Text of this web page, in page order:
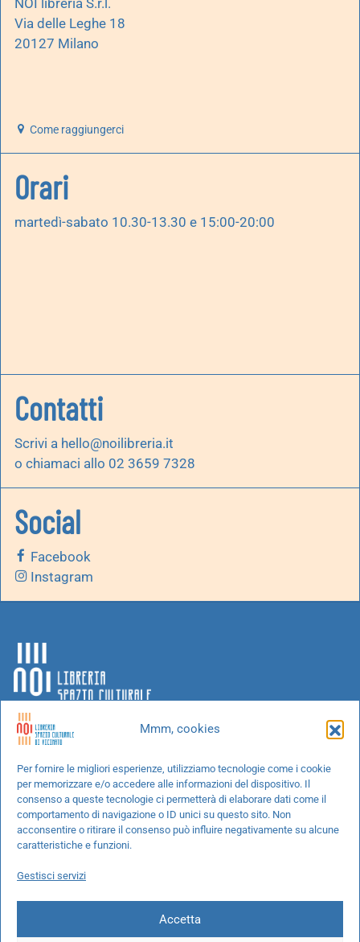
Mmm, cookies
Per fornire le migliori esperienze, utilizziamo tecnologie come i cookie
per memorizzare e/o accedere alle informazioni del dispositivo. Il
consenso a queste tecnologie ci permetterà di elaborare dati come il
comportamento di navigazione o ID unici su questo sito. Non
acconsentire o ritirare il consenso può influire negativamente su alcune
caratteristiche e funzioni.
Gestisci servizi
Accetta
NOI libreria S.r.l.
Via delle Leghe 18
20127 Milano
Come raggiungerci
Orari
martedì-sabato 10.30-13.30 e 15:00-20:00
Contatti
Scrivi a hello@noilibreria.it
o chiamaci allo 02 3659 7328
Social
Facebook
Instagram
Chi siamo
Progetti speciali
Richiedi un libro
Spedizioni
Cookie Policy